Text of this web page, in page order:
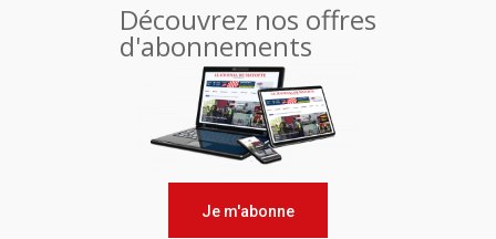
Découvrez nos offres
d'abonnements
Je m'abonne